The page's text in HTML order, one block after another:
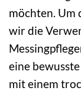
möchten. Um
wir die
eine
mit einem